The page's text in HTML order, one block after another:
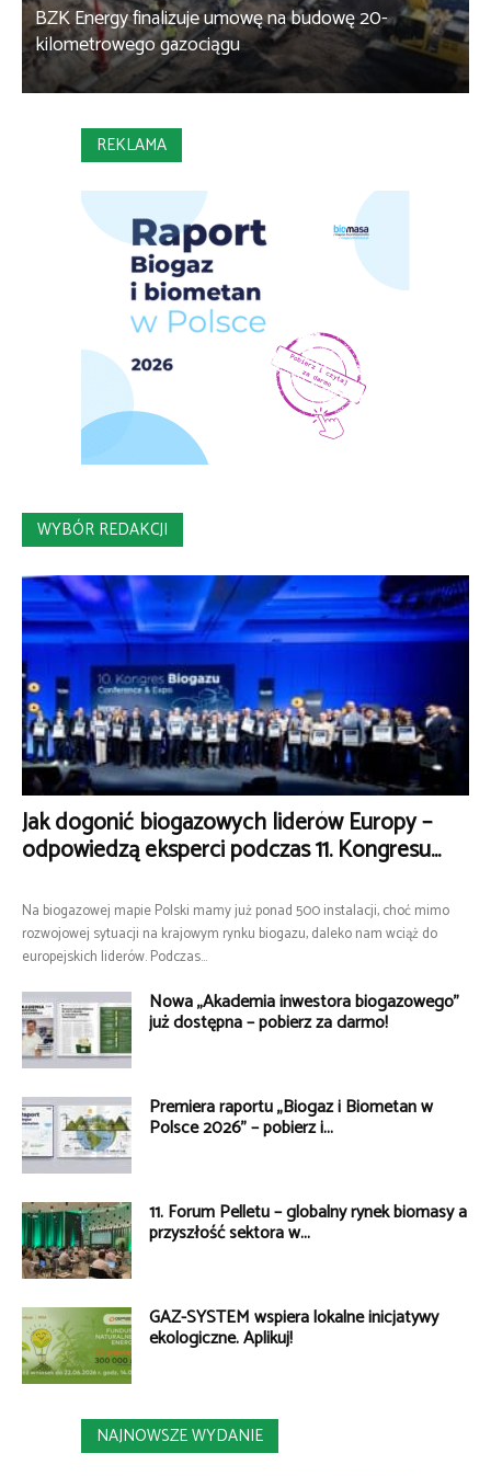
BZK Energy finalizuje umowę na budowę 20-
kilometrowego gazociągu
REKLAMA
WYBÓR REDAKCJI
Jak dogonić biogazowych liderów Europy –
odpowiedzą eksperci podczas 11. Kongresu...
Na biogazowej mapie Polski mamy już ponad 500 instalacji, choć mimo
rozwojowej sytuacji na krajowym rynku biogazu, daleko nam wciąż do
europejskich liderów. Podczas...
Nowa „Akademia inwestora biogazowego”
już dostępna – pobierz za darmo!
Premiera raportu „Biogaz i Biometan w
Polsce 2026” – pobierz i...
11. Forum Pelletu – globalny rynek biomasy a
przyszłość sektora w...
GAZ-SYSTEM wspiera lokalne inicjatywy
ekologiczne. Aplikuj!
NAJNOWSZE WYDANIE